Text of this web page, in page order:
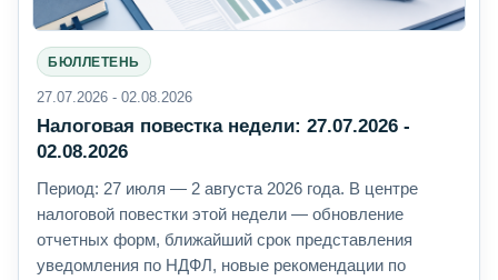
БЮЛЛЕТЕНЬ
27.07.2026 - 02.08.2026
Налоговая повестка недели: 27.07.2026 -
02.08.2026
Период: 27 июля — 2 августа 2026 года. В центре
налоговой повестки этой недели — обновление
отчетных форм, ближайший срок представления
уведомления по НДФЛ, новые рекомендации по